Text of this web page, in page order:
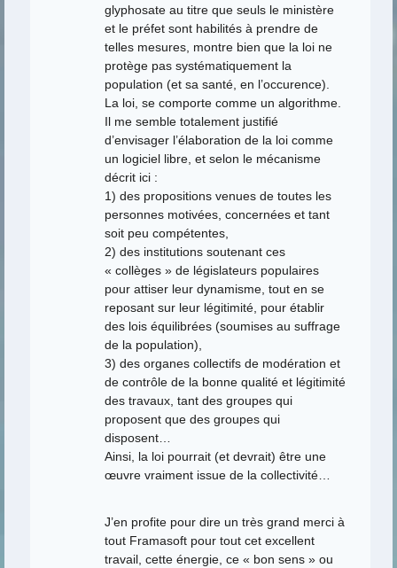
glyphosate au titre que seuls le ministère
et le préfet sont habilités à prendre de
telles mesures, montre bien que la loi ne
protège pas systématiquement la
population (et sa santé, en l’occurence).
La loi, se comporte comme un algorithme.
Il me semble totalement justifié
d’envisager l’élaboration de la loi comme
un logiciel libre, et selon le mécanisme
décrit ici :
1) des propositions venues de toutes les
personnes motivées, concernées et tant
soit peu compétentes,
2) des institutions soutenant ces
« collèges » de législateurs populaires
pour attiser leur dynamisme, tout en se
reposant sur leur légitimité, pour établir
des lois équilibrées (soumises au suffrage
de la population),
3) des organes collectifs de modération et
de contrôle de la bonne qualité et légitimité
des travaux, tant des groupes qui
proposent que des groupes qui
disposent…
Ainsi, la loi pourrait (et devrait) être une
œuvre vraiment issue de la collectivité…
J’en profite pour dire un très grand merci à
tout Framasoft pour tout cet excellent
travail, cette énergie, ce « bon sens » ou